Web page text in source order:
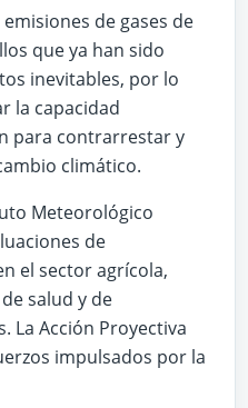
de gases de
que ya han sido
inevitables, por lo
la capacidad
para contrarrestar y
climático.
Meteorológico
de
el sector agrícola,
salud y de
La Acción Proyectiva
impulsados por la